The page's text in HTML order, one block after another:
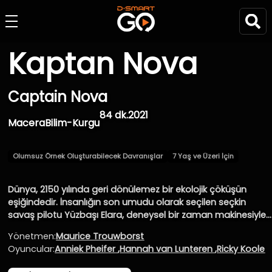
Kaptan Nova
Captain Nova
MaceraBilim-Kurgu
84 dk.2021
Olumsuz Örnek Oluşturabilecek Davranışlar 7 Yaş ve Üzeri İçin
Dünya, 2150 yılında geri dönülemez bir ekolojik çöküşün
eşiğindedir. İnsanlığın son umudu olarak seçilen seçkin
savaş pilotu Yüzbaşı Elara, deneysel bir zaman makinesiyle
Görevi basittir: İleride küresel ısınmayı tetikleyecek olan kritik
bir projeyi durdurmak. Ancak zaman yolculuğu sırasında
beklenmedik bir yan etki oluşur. Kuantum dalgalanmaları
Yönetmen:Maurice Trouwborst
Oyuncular:Anniek Pheifer ,Hannah van Lunteren ,Ricky Koole